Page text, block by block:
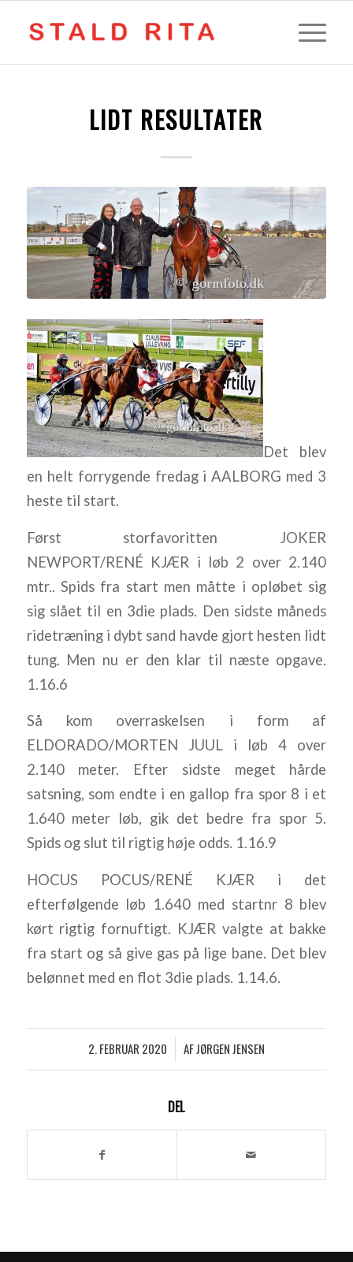
LIDT RESULTATER
Det blev
en helt forrygende fredag i AALBORG med 3
heste til start.
Først storfavoritten JOKER
NEWPORT/RENÉ KJÆR i løb 2 over 2.140
mtr.. Spids fra start men måtte i opløbet sig
sig slået til en 3die plads. Den sidste måneds
ridetræning i dybt sand havde gjort hesten lidt
tung. Men nu er den klar til næste opgave.
1.16.6
Så kom overraskelsen i form af
ELDORADO/MORTEN JUUL i løb 4 over
2.140 meter. Efter sidste meget hårde
satsning, som endte i en gallop fra spor 8 i et
1.640 meter løb, gik det bedre fra spor 5.
Spids og slut til rigtig høje odds. 1.16.9
HOCUS POCUS/RENÉ KJÆR i det
efterfølgende løb 1.640 med startnr 8 blev
kørt rigtig fornuftigt. KJÆR valgte at bakke
fra start og så give gas på lige bane. Det blev
belønnet med en flot 3die plads. 1.14.6.
2. FEBRUAR 2020
/ AFJØRGEN JENSEN
DEL